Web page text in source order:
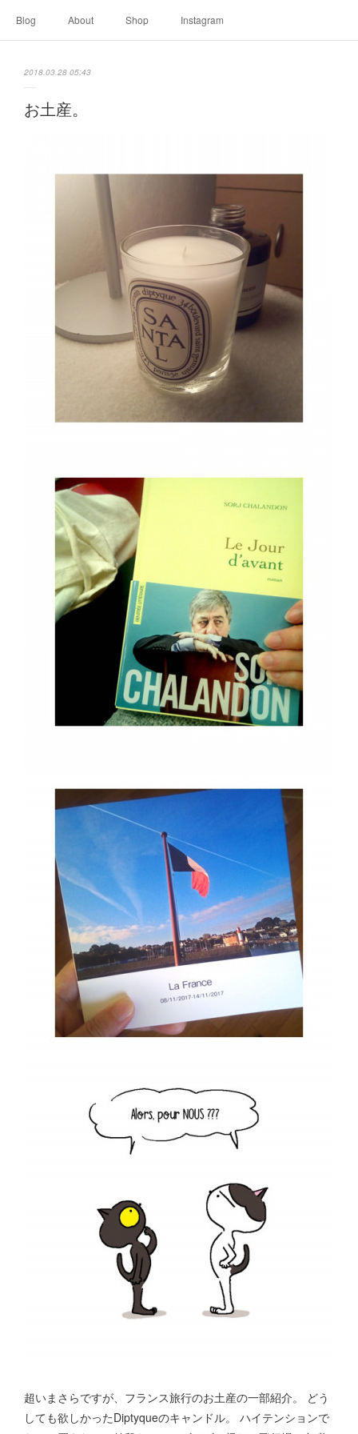
Blog About Shop Instagram
2018.03.28 05:43
お土産。
超いまさらですが、フランス旅行のお土産の一部紹介。 どう
しても欲しかったDiptyqueのキャンドル。 ハイテンションで